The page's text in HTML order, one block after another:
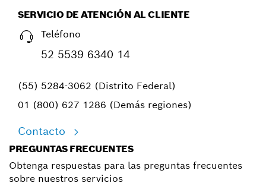
SERVICIO DE ATENCIÓN AL CLIENTE
Teléfono
52 5539 6340 14
(55) 5284-3062 (Distrito Federal)
01 (800) 627 1286 (Demás regiones)
Contacto
PREGUNTAS FRECUENTES
Obtenga respuestas para las preguntas frecuentes
sobre nuestros servicios